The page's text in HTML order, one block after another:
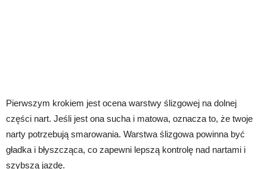
Pierwszym krokiem jest ocena warstwy ślizgowej na dolnej
części nart. Jeśli jest ona sucha i matowa, oznacza to, że twoje
narty potrzebują smarowania. Warstwa ślizgowa powinna być
gładka i błyszcząca, co zapewni lepszą kontrolę nad nartami i
szybszą jazdę.